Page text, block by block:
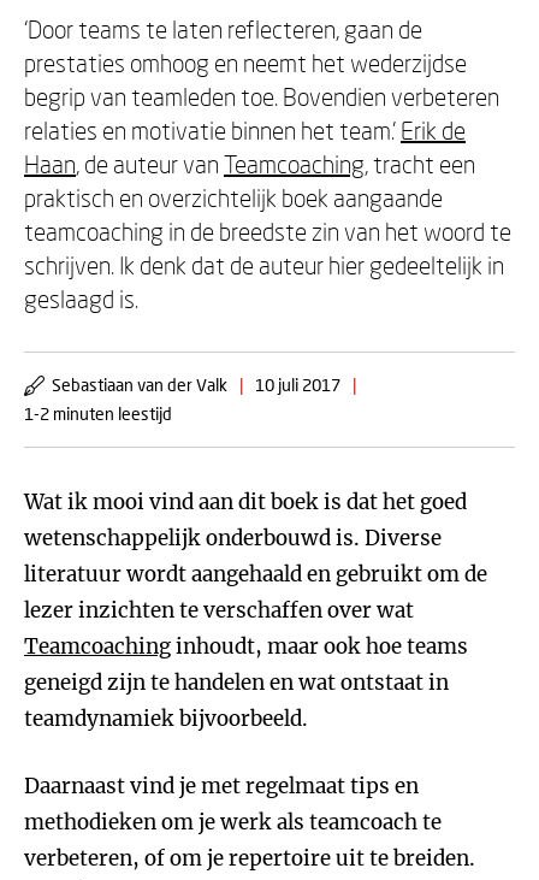
‘Door teams te laten reflecteren, gaan de
prestaties omhoog en neemt het wederzijdse
begrip van teamleden toe. Bovendien verbeteren
relaties en motivatie binnen het team.’ Erik de
Haan, de auteur van Teamcoaching, tracht een
praktisch en overzichtelijk boek aangaande
teamcoaching in de breedste zin van het woord te
schrijven. Ik denk dat de auteur hier gedeeltelijk in
geslaagd is.
Sebastiaan van der Valk | 10 juli 2017
|
1-2 minuten leestijd
Wat ik mooi vind aan dit boek is dat het goed
wetenschappelijk onderbouwd is. Diverse
literatuur wordt aangehaald en gebruikt om de
lezer inzichten te verschaffen over wat
Teamcoachinginhoudt, maar ook hoe teams
geneigd zijn te handelen en wat ontstaat in
teamdynamiek bijvoorbeeld.
Daarnaast vind je met regelmaat tips en
methodieken om je werk als teamcoach te
verbeteren, of om je repertoire uit te breiden.